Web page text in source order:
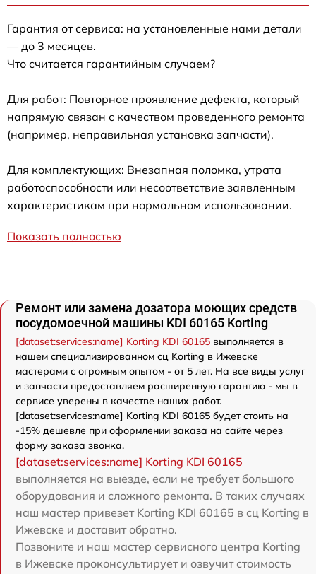
Гарантия от сервиса: на установленные нами детали
— до 3 месяцев.
Что считается гарантийным случаем?
Для работ: Повторное проявление дефекта, который
напрямую связан с качеством проведенного ремонта
(например, неправильная установка запчасти).
Для комплектующих: Внезапная поломка, утрата
работоспособности или несоответствие заявленным
характеристикам при нормальном использовании.
Показать полностью
Ремонт или замена дозатора моющих средств
посудомоечной машины KDI 60165 Korting
[dataset:services:name] Korting KDI 60165 выполняется в
нашем специализированном сц Korting в Ижевске
мастерами с огромным опытом - от 5 лет. На все виды услуг
и запчасти предоставляем расширенную гарантию - мы в
сервисе уверены в качестве наших работ.
[dataset:services:name] Korting KDI 60165 будет стоить на
-15% дешевле при оформлении заказа на сайте через
форму заказа звонка.
[dataset:services:name] Korting KDI 60165
выполняется на выезде, если не требует большого
оборудования и сложного ремонта. В таких случаях
наш мастер привезет Korting KDI 60165 в сц Korting в
Ижевске и доставит обратно.
Позвоните и наш мастер сервисного центра Korting
в Ижевске проконсультирует и озвучит стоимость